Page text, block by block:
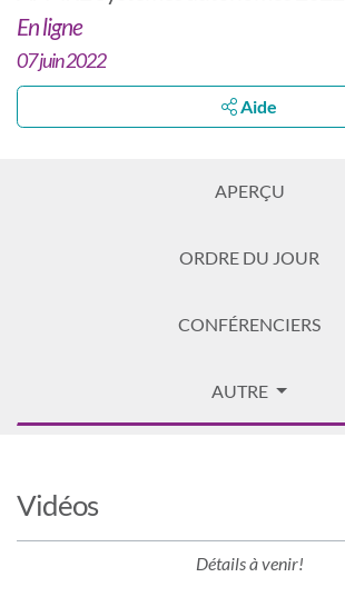
En ligne
07 juin 2022
Aide
APERÇU
ORDRE DU JOUR
CONFÉRENCIERS
AUTRE
Vidéos
Détails à venir!